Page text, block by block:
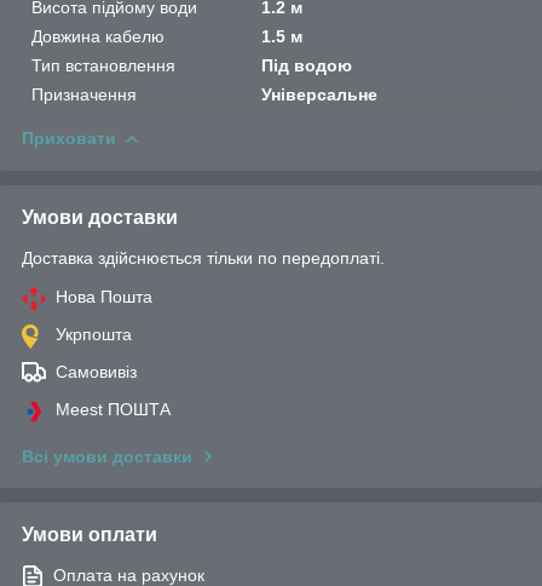
Висота підйому води
1.2 м
Довжина кабелю
1.5 м
Тип встановлення
Під водою
Призначення
Універсальне
Приховати
Умови доставки
Доставка здійснюється тільки по передоплаті.
Нова Пошта
Укрпошта
Самовивіз
Meest ПОШТА
Всі умови доставки
Умови оплати
Оплата на рахунок